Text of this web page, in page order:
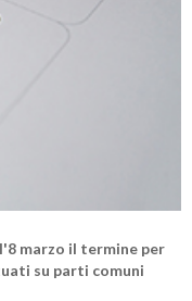
marzo il termine per
su parti comuni